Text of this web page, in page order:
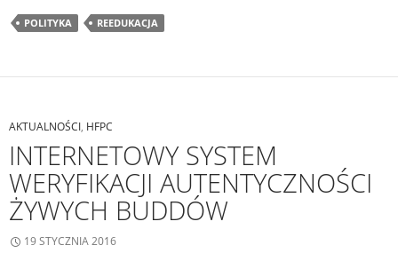
POLITYKA REEDUKACJA
AKTUALNOŚCI, HFPC
INTERNETOWY SYSTEM
WERYFIKACJI AUTENTYCZNOŚCI
ŻYWYCH BUDDÓW
19 STYCZNIA 2016